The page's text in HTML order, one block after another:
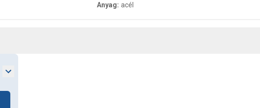
Anyag: acél